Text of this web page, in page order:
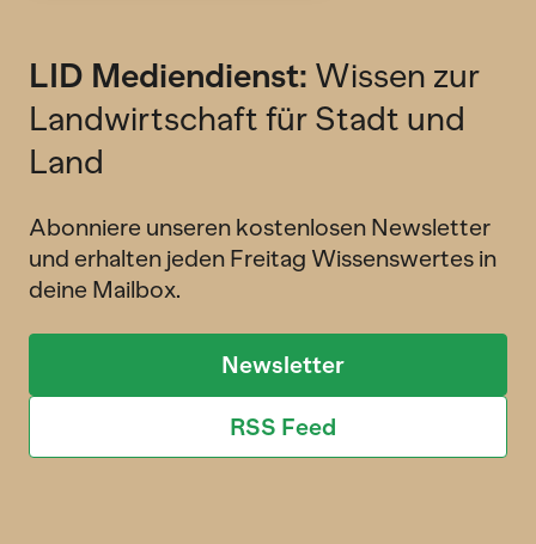
LID Mediendienst: Wissen zur
Landwirtschaft für Stadt und
Land
Abonniere unseren kostenlosen Newsletter
und erhalten jeden Freitag Wissenswertes in
deine Mailbox.
Newsletter
RSS Feed